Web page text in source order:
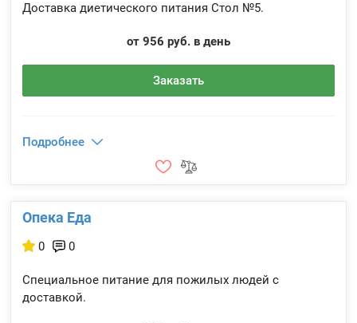
Доставка диетического питания Стол №5.
от 956 руб. в день
Заказать
Подробнее
Опека Еда
0 0
Специальное питание для пожилых людей с
доставкой.